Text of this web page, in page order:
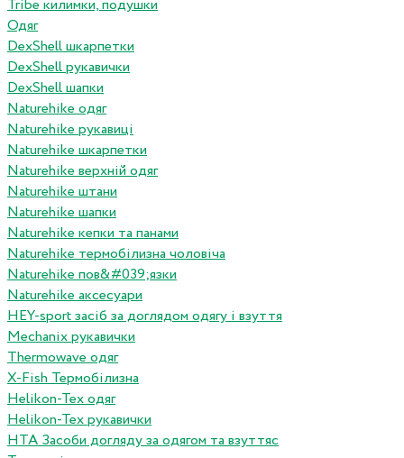
Tribe килимки, подушки
Одяг
DexShell шкарпетки
DexShell рукавички
DexShell шапки
Naturehike одяг
Naturehike рукавиці
Naturehike шкарпетки
Naturehike верхній одяг
Naturehike штани
Naturehike шапки
Naturehike кепки та панами
Naturehike термобілизна чоловіча
Naturehike пов&#039;язки
Naturehike аксесуари
HEY-sport засіб за доглядом одягу і взуття
Mechanix рукавички
Thermowave одяг
X-Fish Термобілизна
Helikon-Tex одяг
Helikon-Tex рукавички
HTA Засоби догляду за одягом та взуттяс